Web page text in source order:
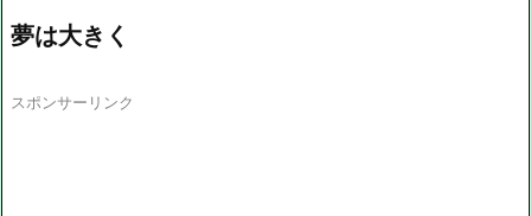
夢は大きく
スポンサーリンク